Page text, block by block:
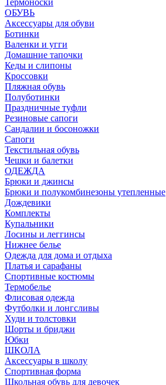
Термоноски
ОБУВЬ
Аксессуары для обуви
Ботинки
Валенки и угги
Домашние тапочки
Кеды и слипоны
Кроссовки
Пляжная обувь
Полуботинки
Праздничные туфли
Резиновые сапоги
Сандалии и босоножки
Сапоги
Текстильная обувь
Чешки и балетки
ОДЕЖДА
Брюки и джинсы
Брюки и полукомбинезоны утепленные
Дождевики
Комплекты
Купальники
Лосины и леггинсы
Нижнее белье
Одежда для дома и отдыха
Платья и сарафаны
Спортивные костюмы
Термобелье
Флисовая одежда
Футболки и лонгсливы
Худи и толстовки
Шорты и бриджи
Юбки
ШКОЛА
Аксессуары в школу
Спортивная форма
Школьная обувь для девочек